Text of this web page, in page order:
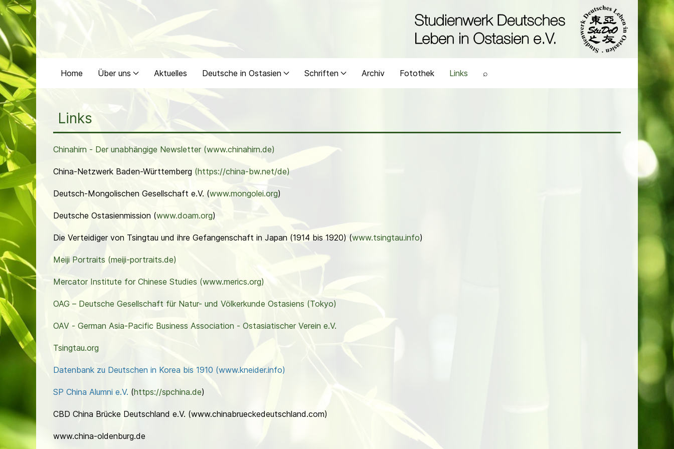
Home Über uns Aktuelles Deutsche in Ostasien Schriften Archiv Fotothek Links ⌕
Links
Chinahirn - Der unabhängige Newsletter (www.chinahirn.de)
China-Netzwerk Baden-Württemberg (https://china-bw.net/de)
Deutsch-Mongolischen Gesellschaft e.V. (www.mongolei.org)
Deutsche Ostasienmission (www.doam.org)
Die Verteidiger von Tsingtau und ihre Gefangenschaft in Japan (1914 bis 1920) (www.tsingtau.info)
Meiji Portraits (meiji-portraits.de)
Mercator Institute for Chinese Studies (www.merics.org)
OAG – Deutsche Gesellschaft für Natur- und Völkerkunde Ostasiens (Tokyo)
OAV - German Asia-Pacific Business Association - Ostasiatischer Verein e.V.
Tsingtau.org
Datenbank zu Deutschen in Korea bis 1910 (www.kneider.info)
SP China Alumni e.V. (https://spchina.de)
CBD China Brücke Deutschland e.V. (www.chinabrueckedeutschland.com)
www.china-oldenburg.de